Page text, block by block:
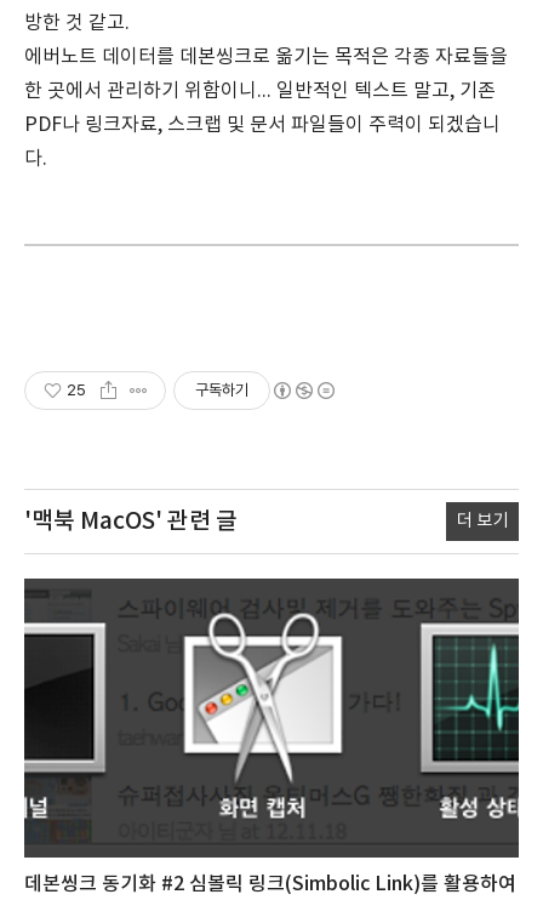
방한 것 같고.
에버노트 데이터를 데본씽크로 옮기는 목적은 각종 자료들을
한 곳에서 관리하기 위함이니... 일반적인 텍스트 말고, 기존
PDF나 링크자료, 스크랩 및 문서 파일들이 주력이 되겠습니
다.
25 구독하기
'맥북 MacOS' 관련 글 더 보기
데본씽크 동기화 #2 심볼릭 링크(Simbolic Link)를 활용하여